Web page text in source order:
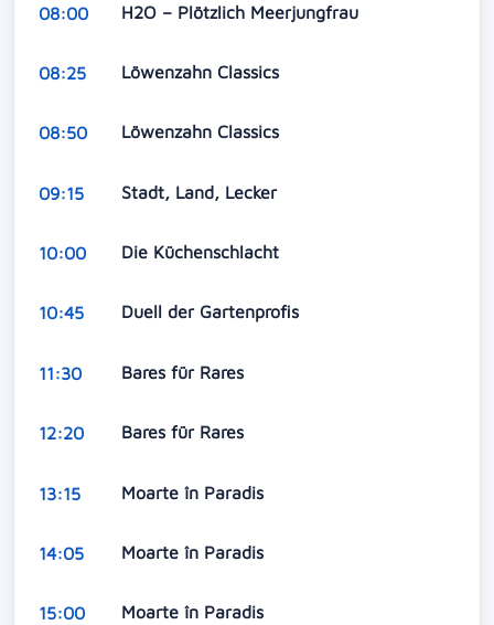
08:00 H2O – Plötzlich Meerjungfrau
08:25 Löwenzahn Classics
08:50 Löwenzahn Classics
09:15 Stadt, Land, Lecker
10:00 Die Küchenschlacht
10:45 Duell der Gartenprofis
11:30 Bares für Rares
12:20 Bares für Rares
13:15 Moarte în Paradis
14:05 Moarte în Paradis
15:00 Moarte în Paradis